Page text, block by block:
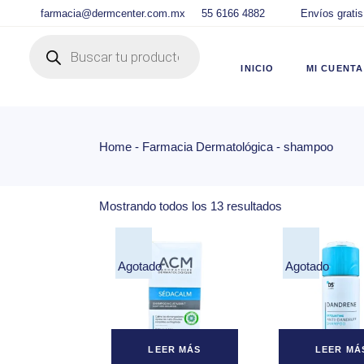
farmacia@dermcenter.com.mx 55 6166 4882 Envíos
INICIO MI
Ingresar
Lista de
Carrito
Checkout
Tracking
Home Farmacia Dermatológica shampoo
Mostrando todos los 13 resultados
Agotado
LEER MÁS
Agotado
LEER